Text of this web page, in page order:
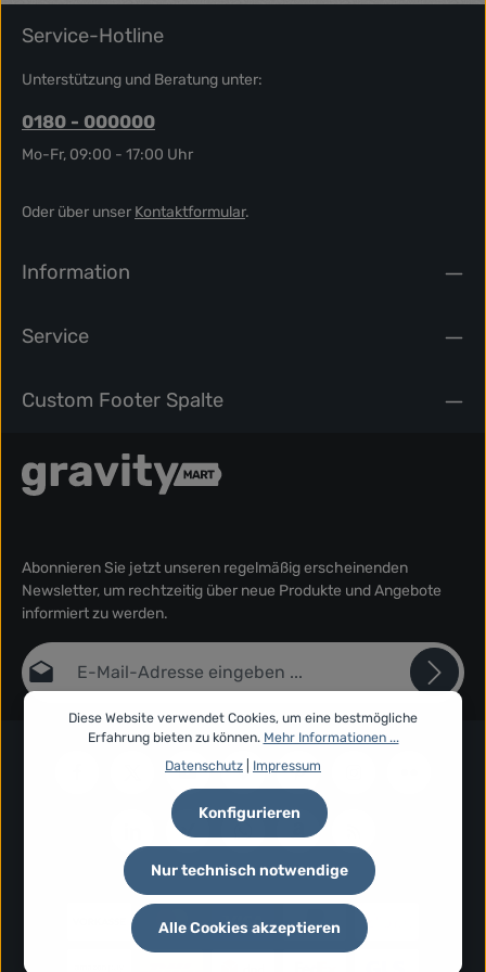
Service-Hotline
Unterstützung und Beratung unter:
0180 - 000000
Mo-Fr, 09:00 - 17:00 Uhr
Oder über unser Kontaktformular.
Information
Service
Custom Footer Spalte
Abonnieren Sie jetzt unseren regelmäßig erscheinenden
Newsletter, um rechtzeitig über neue Produkte und Angebote
informiert zu werden.
E-Mail-Adresse*
Datenschutz
Datenschutzbestimmungen
genommen und dieAGBgelesen und bin mit ihnen
Die mit einem Stern (*) markierten Felder sind Pflichtfelder.
Diese Website verwendet Cookies, um eine bestmögliche
Erfahrung bieten zu können. Mehr Informationen ...
Datenschutz
Impressum
Nur technisch notwendige
Konfigurieren
Alle Cookies akzeptieren